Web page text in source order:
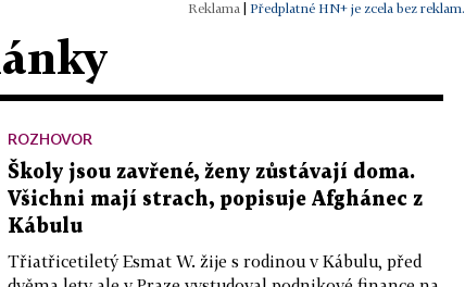
| Předplatné HN+ je zcela bez reklam.
ROZHOVOR
Školy jsou zavřené, ženy zůstávají doma.
Všichni mají strach, popisuje Afghánec z
Kábulu
Třiatřicetiletý Esmat W. žije s rodinou v Kábulu, před